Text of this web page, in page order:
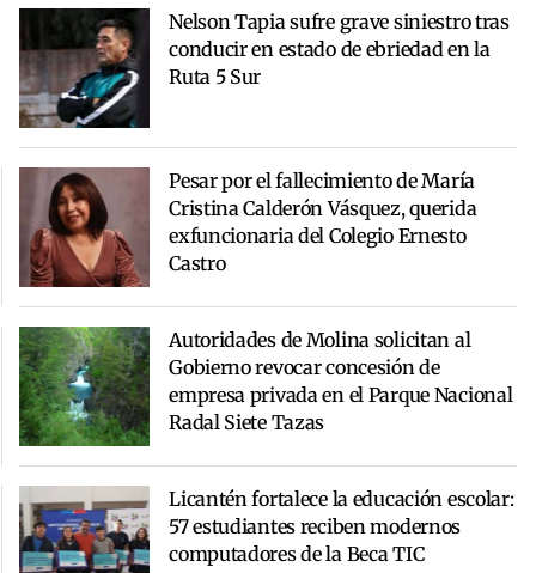
Nelson Tapia sufre grave siniestro tras
conducir en estado de ebriedad en la
Ruta 5 Sur
Pesar por el fallecimiento de María
Cristina Calderón Vásquez, querida
exfuncionaria del Colegio Ernesto
Castro
Autoridades de Molina solicitan al
Gobierno revocar concesión de
empresa privada en el Parque Nacional
Radal Siete Tazas
Licantén fortalece la educación escolar:
57 estudiantes reciben modernos
computadores de la Beca TIC